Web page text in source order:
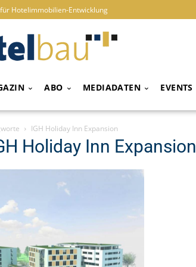
Hotelimmobilien-Entwicklung
ABO MEDIADATEN EVENTS
IGH Holiday Inn Expansion
Holiday Inn Expansion